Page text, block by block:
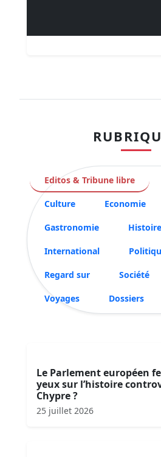
Editos & Tribune libre
Culture Economie
Gastronomie Histoire
International
Regard sur Société
Voyages Dossiers
Le Parlement européen
yeux sur l’histoire
Chypre ?
25 juillet 2026